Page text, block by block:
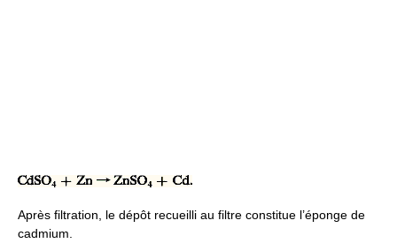
Après filtration, le dépôt recueilli au filtre constitue l’éponge de
cadmium.